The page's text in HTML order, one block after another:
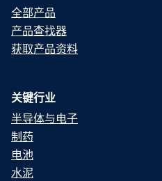
全部产品
产品查找器
获取产品资料
关键行业
半导体与电子
制药
电池
水泥